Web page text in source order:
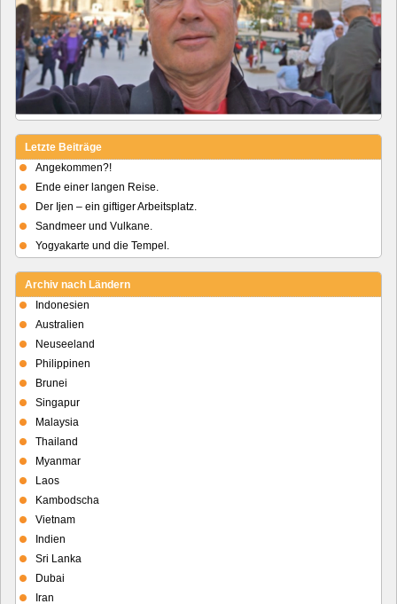
Letzte Beiträge
Angekommen?!
Ende einer langen Reise.
Der Ijen – ein giftiger Arbeitsplatz.
Sandmeer und Vulkane.
Yogyakarte und die Tempel.
Archiv nach Ländern
Indonesien
Australien
Neuseeland
Philippinen
Brunei
Singapur
Malaysia
Thailand
Myanmar
Laos
Kambodscha
Vietnam
Indien
Sri Lanka
Dubai
Iran